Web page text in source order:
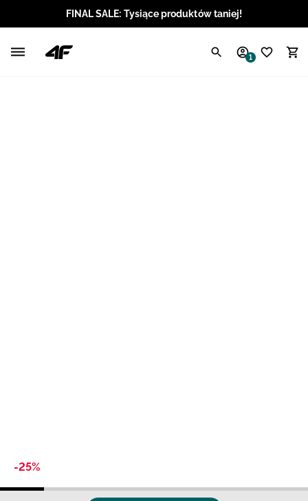
FINAL SALE: Tysiące produktów taniej!
1
-25%